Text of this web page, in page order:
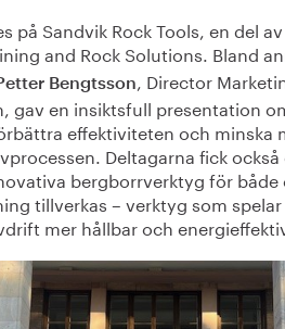
på Sandvik Rock Tools, en del
and Rock Solutions. Bland
Bengtsson
, Director
gav en insiktsfull presentation
effektiviteten och minska
Deltagarna fick
bergborrverktyg för
tillverkas – verktyg som
mer hållbar och